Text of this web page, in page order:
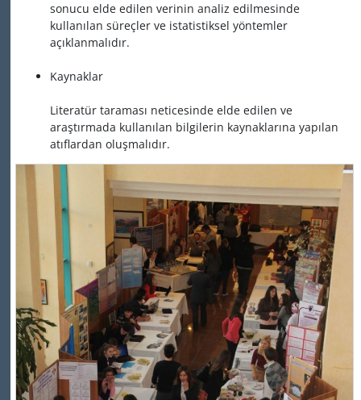
sonucu elde edilen verinin analiz edilmesinde
kullanılan süreçler ve istatistiksel yöntemler
açıklanmalıdır.
Kaynaklar
Literatür taraması neticesinde elde edilen ve
araştırmada kullanılan bilgilerin kaynaklarına yapılan
atıflardan oluşmalıdır.